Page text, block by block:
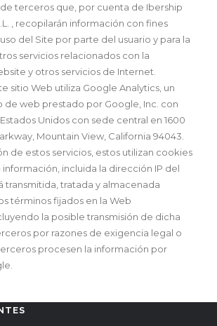
terceros que, por cuenta de Ibership
, recopilarán información con fines
del Site por parte del usuario y para la
servicios relacionados con la
y otros servicios de Internet.
sitio Web utiliza Google Analytics, un
de web prestado por Google, Inc. con
Unidos con sede central en 1600
Mountain View, California 94043.
de estos servicios, estos utilizan cookies
incluida la dirección IP del
transmitida, tratada y almacenada
términos fijados en la Web
la posible transmisión de dicha
por razones de exigencia legal o
procesen la información por